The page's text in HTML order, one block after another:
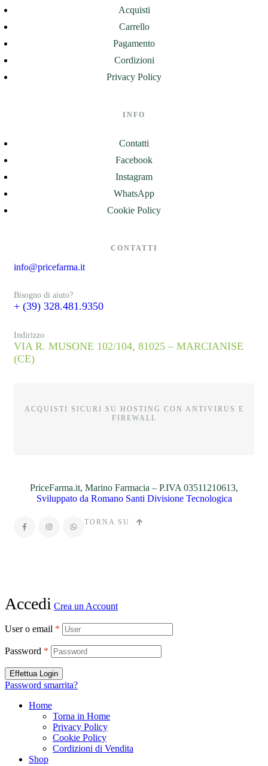
Acquisti
Carrello
Pagamento
Cordizioni
Privacy Policy
INFO
Contatti
Facebook
Instagram
WhatsApp
Cookie Policy
CONTATTI
info@pricefarma.it
Bisogno di aiuto?
+ (39) 328.481.9350
Indirizzo
VIA R. MUSONE 102/104, 81025 – MARCIANISE
(CE)
ACQUISTI SICURI SU HOSTING CON ANTIVIRUS E
FIREWALL
PriceFarma.it, Marino Farmacia – P.IVA 03511210613,
Sviluppato da Romano Santi Divisione Tecnologica
TORNA SU
Accedi Crea un Account
User o email *
Password *
Effettua Login
Password smarrita?
Home
Torna in Home
Privacy Policy
Cookie Policy
Cordizioni di Vendita
Shop